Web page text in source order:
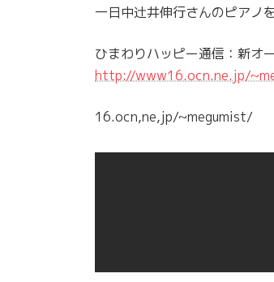
一日中辻井伸行さんのピアノ
ひまわりハッピー通信：新オ
http://www16.ocn.ne.jp/
16.ocn,ne,jp/~megumist/